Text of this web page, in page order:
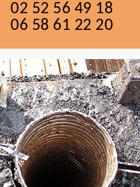
02 52 56 49 18
06 58 61 22 20